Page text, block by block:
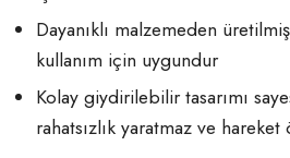
Dayanıklı malzemeden
kullanım için uygundur
Kolay giydirilebilir tasarımı
rahatsızlık yaratmaz ve